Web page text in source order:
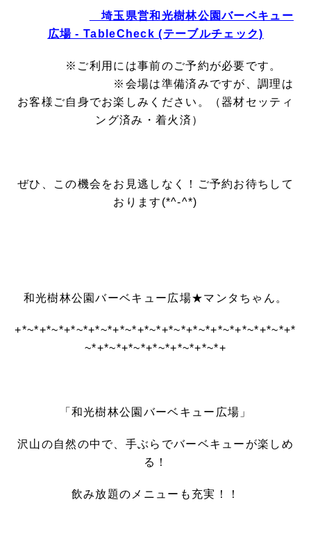
埼玉県営和光樹林公園バーベキュー
広場 - TableCheck (テーブルチェック)
※ご利用には事前のご予約が必要です。
※会場は準備済みですが、調理は
お客様ご自身でお楽しみください。（器材セッティ
ング済み・着火済）
ぜひ、この機会をお見逃しなく！ご予約お待ちして
おります(*^-^*)
和光樹林公園バーベキュー広場★マンタちゃん。
+*~*+*~*+*~*+*~*+*~*+*~*+*~*+*~*+*~*+*~*+*~*+*
~*+*~*+*~*+*~*+*~*+*~*+
「和光樹林公園バーベキュー広場」
沢山の自然の中で、手ぶらでバーベキューが楽しめ
る！
飲み放題のメニューも充実！！